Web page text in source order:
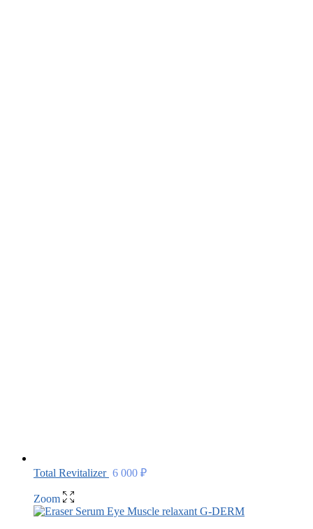
Total Revitalizer 6 000 ₽
Zoom